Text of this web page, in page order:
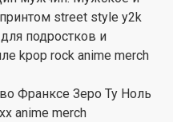
street style y2k
подростков и
kpop rock anime merch
Франксе Зеро Ту Ноль
anime merch